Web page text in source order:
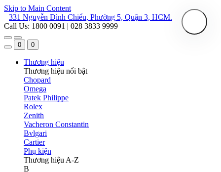
Skip to Main Content
331 Nguyễn Đình Chiểu, Phường 5, Quận 3, HCM.
Call Us: 1800 0091 | 028 3833 9999
0 0
Thương hiệu
Thương hiệu nổi bật
Chopard
Omega
Patek Philippe
Rolex
Zenith
Vacheron Constantin
Bvlgari
Cartier
Phụ kiện
Thương hiệu A-Z
B